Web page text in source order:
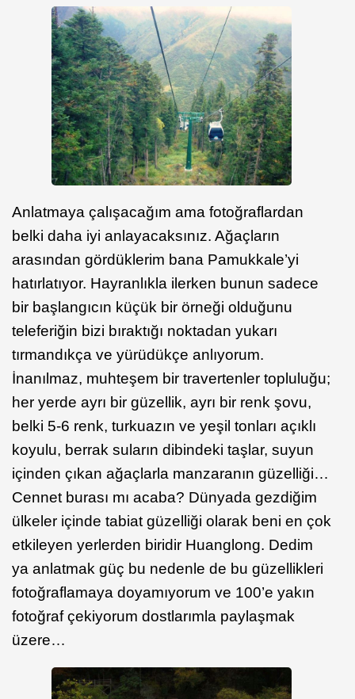
Anlatmaya çalışacağım ama fotoğraflardan
belki daha iyi anlayacaksınız. Ağaçların
arasından gördüklerim bana Pamukkale’yi
hatırlatıyor. Hayranlıkla ilerken bunun sadece
bir başlangıcın küçük bir örneği olduğunu
teleferiğin bizi bıraktığı noktadan yukarı
tırmandıkça ve yürüdükçe anlıyorum.
İnanılmaz, muhteşem bir travertenler topluluğu;
her yerde ayrı bir güzellik, ayrı bir renk şovu,
belki 5-6 renk, turkuazın ve yeşil tonları açıklı
koyulu, berrak suların dibindeki taşlar, suyun
içinden çıkan ağaçlarla manzaranın güzelliği…
Cennet burası mı acaba? Dünyada gezdiğim
ülkeler içinde tabiat güzelliği olarak beni en çok
etkileyen yerlerden biridir Huanglong. Dedim
ya anlatmak güç bu nedenle de bu güzellikleri
fotoğraflamaya doyamıyorum ve 100’e yakın
fotoğraf çekiyorum dostlarımla paylaşmak
üzere…